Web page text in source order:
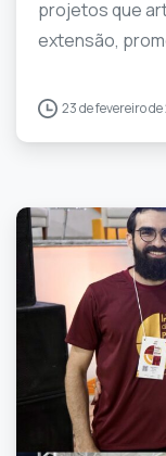
projetos que
extensão,
23 de fevereiro